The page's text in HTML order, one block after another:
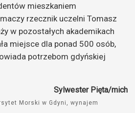
mieszkaniem
rzecznik uczelni Tomasz
w pozostałych akademikach
miejsce dla ponad 500 osób,
potrzebom gdyńskiej
Sylwester Pięta/mich
Morski w Gdyni wynajem